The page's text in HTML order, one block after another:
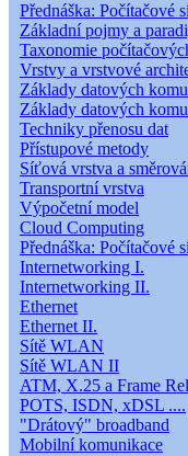
Přednáška: Počítačové
Základní pojmy a
Taxonomie
Vrstvy a vrstvové
Základy datových
Základy datových
Techniky přenosu dat
Přístupové metody
Síťová vrstva a
Transportní vrstva
Výpočetní model
Cloud Computing
Přednáška: Počítačové
Internetworking I.
Internetworking II.
Ethernet
Ethernet II.
Sítě WLAN
Sítě WLAN II
ATM, X.25 a Frame
POTS, ISDN, xDSL ....
"Drátový" broadband
Mobilní komunikace